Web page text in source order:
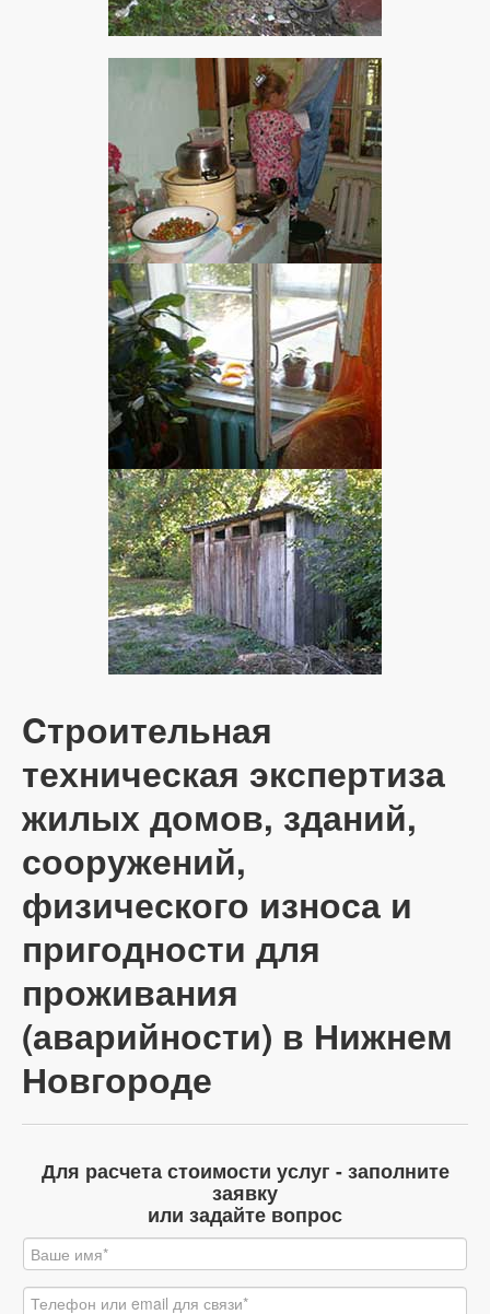
Cтроительная
техническая экспертиза
жилых домов, зданий,
сооружений,
физического износа и
пригодности для
проживания
(аварийности) в Нижнем
Новгороде
Для расчета стоимости услуг - заполните
заявку
или задайте вопрос